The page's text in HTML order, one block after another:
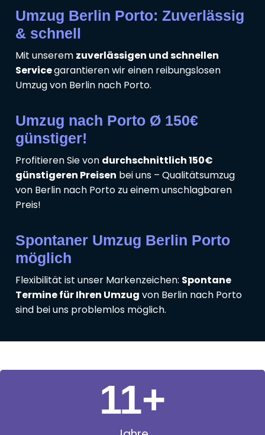
Umzug Berlin Porto: Zuverlässig
& schnell
Mit unserem zuverlässigen und schnellen
Servicegarantieren wir einen reibungslosen
Umzug von Berlin nach Porto.
Umzug nach Porto Ø 150€
günstiger!
Profitieren Sie von durchschnittlich 150€
günstigeren Preisen bei uns – Qualitätsumzug
von Berlin nach Porto zu einem unschlagbaren
Preis!
Spontaner Umzug Berlin Porto
möglich
Flexibilität ist unser Markenzeichen: Spontane
Termine für Ihren Umzug von Berlin nach Porto
sind bei uns problemlos möglich.
11+